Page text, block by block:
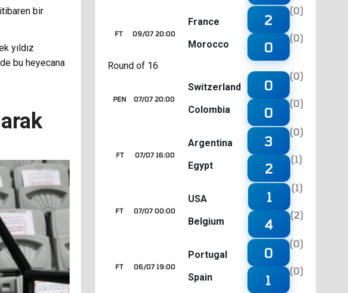
bir
yıldız
bu heyecana
09/07 20:00
FT
France
Morocco
2
(0)
0
(0)
Round of 16
07/07 20:00
PEN
Switzerland
Colombia
0
(0)
0
(0)
07/07 16:00
FT
Argentina
Egypt
3
(0)
2
(1)
07/07 00:00
FT
USA
Belgium
1
(1)
4
(2)
06/07 19:00
FT
Portugal
Spain
0
(0)
1
(0)